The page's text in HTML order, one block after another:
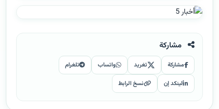
مشاركة
مشاركة تغريد واتساب تلغرام
لينكد إن نسخ الرابط